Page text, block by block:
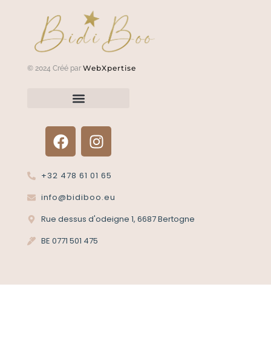
© 2024 Créé par WebXpertise
+32 478 61 01 65
info@bidiboo.eu
Rue dessus d'odeigne 1, 6687 Bertogne
BE 0771 501 475